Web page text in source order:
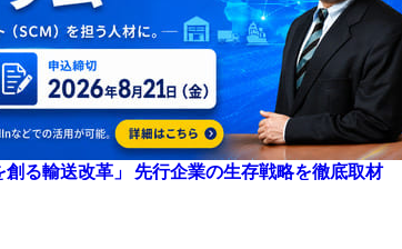
る輸送改革」 先行企業の生存戦略を徹底取材